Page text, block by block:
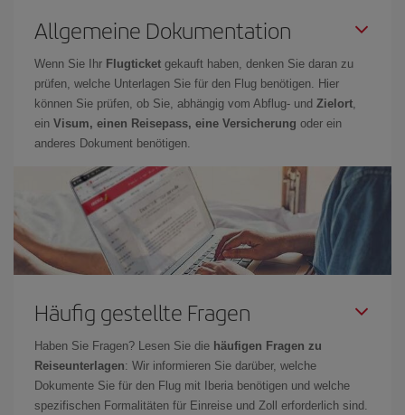
Allgemeine Dokumentation
Wenn Sie Ihr Flugticket gekauft haben, denken Sie daran zu
prüfen, welche Unterlagen Sie für den Flug benötigen. Hier
können Sie prüfen, ob Sie, abhängig vom Abflug- und Zielort,
ein Visum, einen Reisepass, eine Versicherung oder ein
anderes Dokument benötigen.
Häufig gestellte Fragen
Haben Sie Fragen? Lesen Sie die häufigen Fragen zu
Reiseunterlagen: Wir informieren Sie darüber, welche
Dokumente Sie für den Flug mit Iberia benötigen und welche
spezifischen Formalitäten für Einreise und Zoll erforderlich sind.